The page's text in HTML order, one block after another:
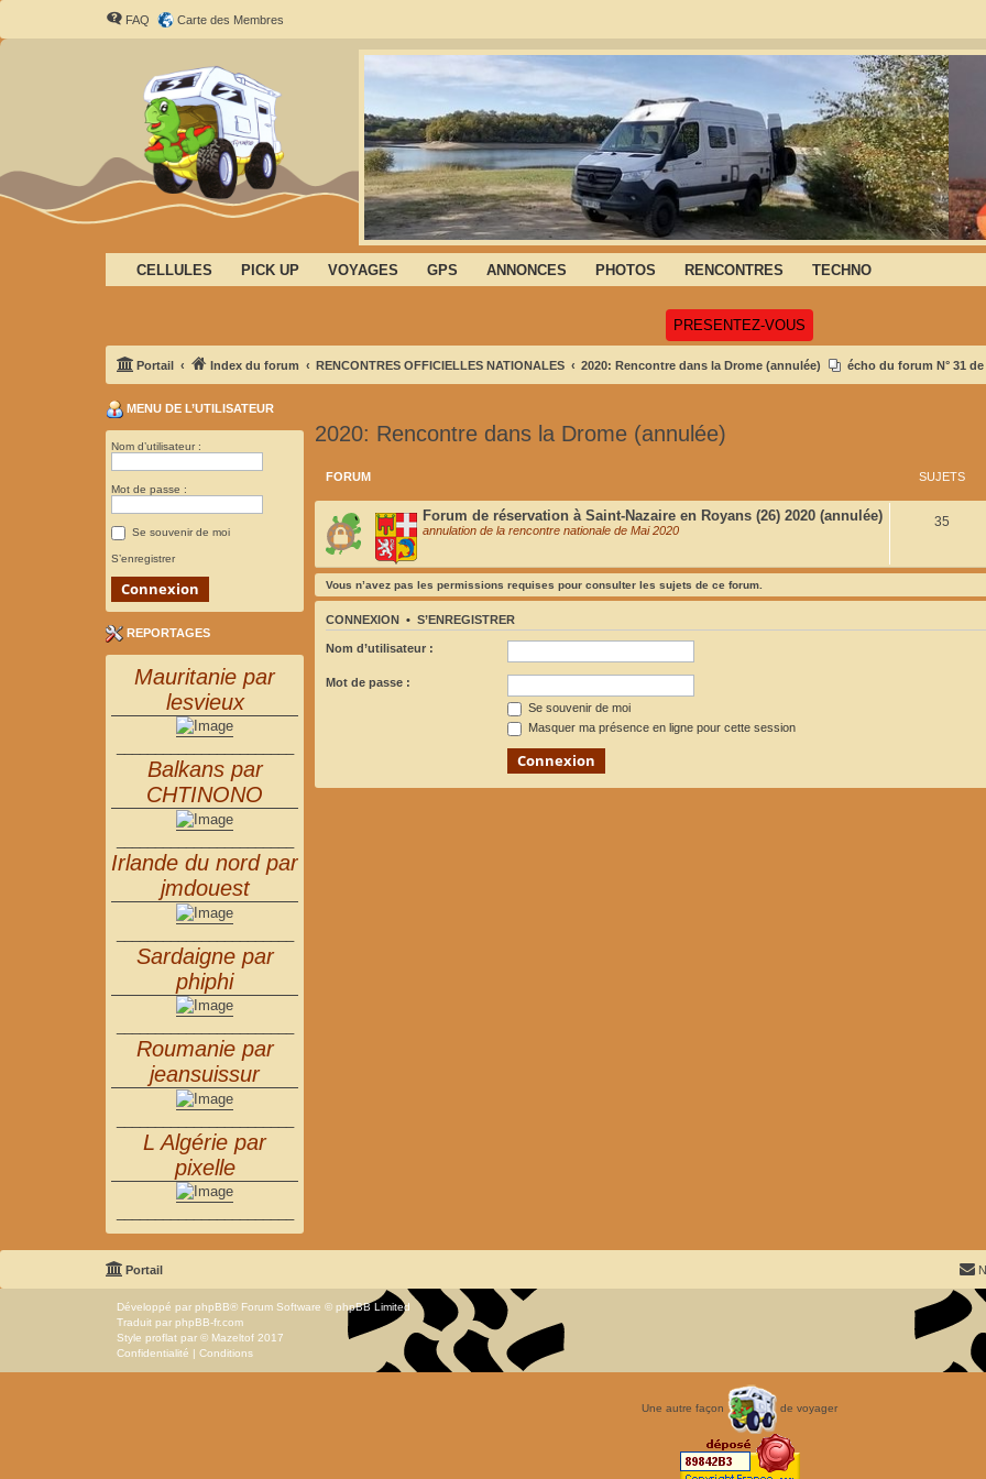
FAQ Carte des Membres
CELLULES PICK UP VOYAGES GPS ANNONCES PHOTOS RENCONTRES TECHNO
PRESENTEZ-VOUS
Portail Index du forum RENCONTRES OFFICIELLES NATIONALES 2020: Rencontre dans la Drome (annulée) écho du forum N° 31
2020: Rencontre dans la Drome (annulée)
FORUM SUJETS
Forum de réservation à Saint-Nazaire en Royans (26) 2020 (annulée)
annulation de la rencontre nationale de Mai 2020
35
j
e
t
Vous n’avez pas les permissions requises pour consulter les sujets de ce forum.
CONNEXION • S’ENREGISTRER
Nom d’utilisateur :
Mot de passe :
Se souvenir de moi
Masquer ma présence en ligne pour cette session
MENU DE L’UTILISATEUR
Nom d’utilisateur :
Mot de passe :
Se souvenir de moi
S’enregistrer
REPORTAGES
Mauritanie par
lesvieux
Balkans par
CHTINONO
Irlande du nord par
jmdouest
Sardaigne par
phiphi
Roumanie par
jeansuissur
L Algérie par
pixelle
Portail
Développé par phpBB® Forum Software © phpBB Limited
Traduit par phpBB-fr.com
Style proflat par © Mazeltof 2017
Confidentialité | Conditions
Une autre façon de voyager